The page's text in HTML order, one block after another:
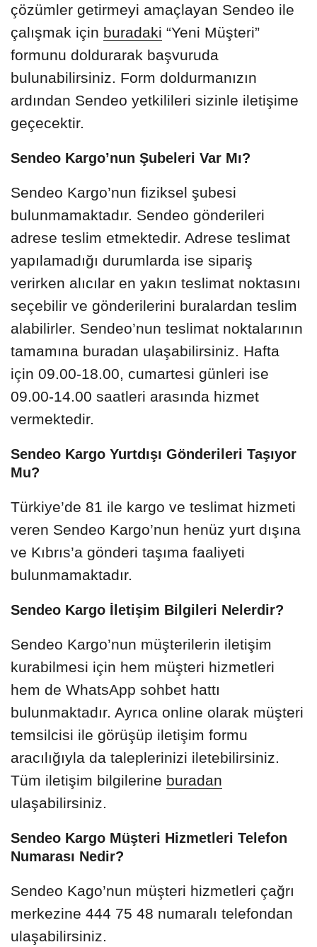
çözümler getirmeyi amaçlayan Sendeo ile
çalışmak için buradaki “Yeni Müşteri”
formunu doldurarak başvuruda
bulunabilirsiniz. Form doldurmanızın
ardından Sendeo yetkilileri sizinle iletişime
geçecektir.
Sendeo Kargo’nun Şubeleri Var Mı?
Sendeo Kargo’nun fiziksel şubesi
bulunmamaktadır. Sendeo gönderileri
adrese teslim etmektedir. Adrese teslimat
yapılamadığı durumlarda ise sipariş
verirken alıcılar en yakın teslimat noktasını
seçebilir ve gönderilerini buralardan teslim
alabilirler. Sendeo’nun teslimat noktalarının
tamamına buradan ulaşabilirsiniz. Hafta
için 09.00-18.00, cumartesi günleri ise
09.00-14.00 saatleri arasında hizmet
vermektedir.
Sendeo Kargo Yurtdışı Gönderileri Taşıyor
Mu?
Türkiye’de 81 ile kargo ve teslimat hizmeti
veren Sendeo Kargo’nun henüz yurt dışına
ve Kıbrıs’a gönderi taşıma faaliyeti
bulunmamaktadır.
Sendeo Kargo İletişim Bilgileri Nelerdir?
Sendeo Kargo’nun müşterilerin iletişim
kurabilmesi için hem müşteri hizmetleri
hem de WhatsApp sohbet hattı
bulunmaktadır. Ayrıca online olarak müşteri
temsilcisi ile görüşüp iletişim formu
aracılığıyla da taleplerinizi iletebilirsiniz.
Tüm iletişim bilgilerine buradan
ulaşabilirsiniz.
Sendeo Kargo Müşteri Hizmetleri Telefon
Numarası Nedir?
Sendeo Kago’nun müşteri hizmetleri çağrı
merkezine 444 75 48 numaralı telefondan
ulaşabilirsiniz.